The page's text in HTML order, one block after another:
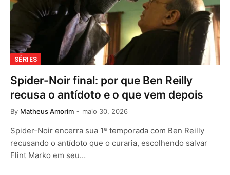
SÉRIES
Spider-Noir final: por que Ben Reilly
recusa o antídoto e o que vem depois
By Matheus Amorim maio 30, 2026
Spider-Noir encerra sua 1ª temporada com Ben Reilly
recusando o antídoto que o curaria, escolhendo salvar
Flint Marko em seu…